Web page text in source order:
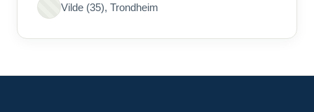
Vilde (35), Trondheim